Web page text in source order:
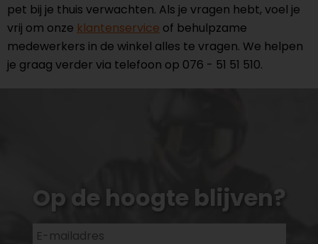
pet bij je thuis verwachten. Als je vragen hebt, voel je
vrij om onze klantenservice of behulpzame
medewerkers in de winkel alles te vragen. We helpen
je graag verder via telefoon op 076 - 51 51 510.
Op de hoogte blijven?